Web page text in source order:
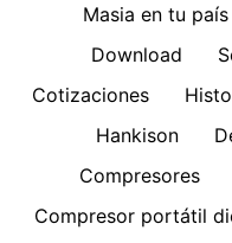
Masia en tu país
Download
Cotizaciones
Hankison
Compresores
Compresor portátil